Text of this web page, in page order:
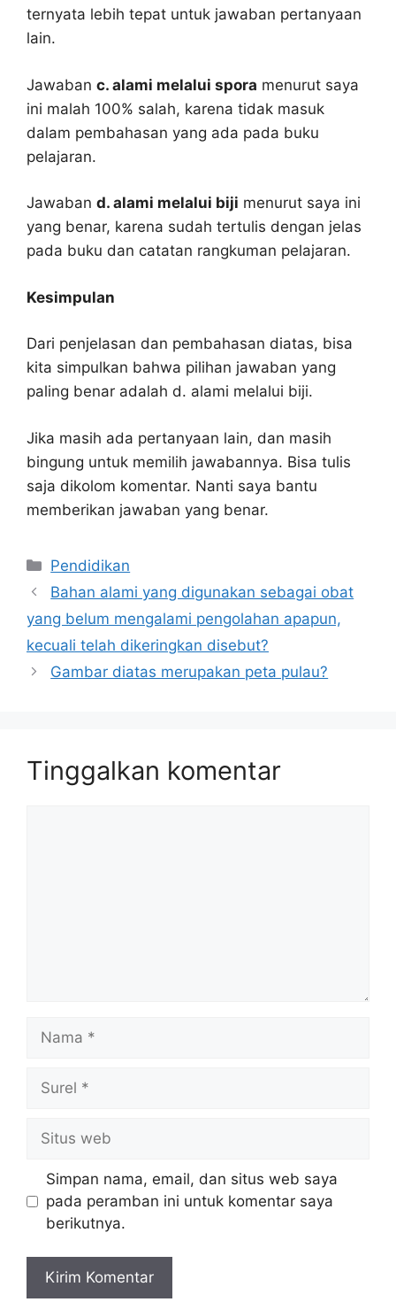
ternyata lebih tepat untuk jawaban pertanyaan
lain.
Jawaban c. alami melalui spora menurut saya
ini malah 100% salah, karena tidak masuk
dalam pembahasan yang ada pada buku
pelajaran.
Jawaban d. alami melalui biji menurut saya ini
yang benar, karena sudah tertulis dengan jelas
pada buku dan catatan rangkuman pelajaran.
Kesimpulan
Dari penjelasan dan pembahasan diatas, bisa
kita simpulkan bahwa pilihan jawaban yang
paling benar adalah d. alami melalui biji.
Jika masih ada pertanyaan lain, dan masih
bingung untuk memilih jawabannya. Bisa tulis
saja dikolom komentar. Nanti saya bantu
memberikan jawaban yang benar.
Kategori
Pendidikan
Bahan alami yang digunakan sebagai obat
yang belum mengalami pengolahan apapun,
kecuali telah dikeringkan disebut?
Gambar diatas merupakan peta pulau?
Tinggalkan komentar
web
Simpan nama, email, dan situs web saya
pada peramban ini untuk komentar saya
berikutnya.